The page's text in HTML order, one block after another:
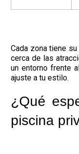
Cada zona tiene
cerca de las
un entorno frente
ajuste a tu estilo.
¿Qué
piscina